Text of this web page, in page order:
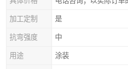
加工定制 是
抗弯强度 中
用途 涂装